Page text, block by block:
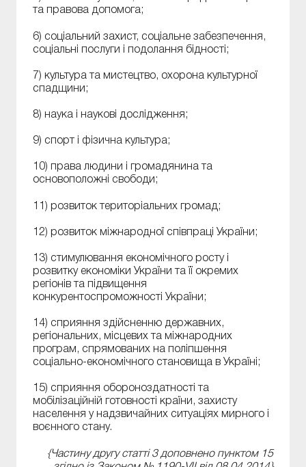
та правова допомога;
6) соціальний захист, соціальне забезпечення,
соціальні послуги і подолання бідності;
7) культура та мистецтво, охорона культурної
спадщини;
8) наука і наукові дослідження;
9) спорт і фізична культура;
10) права людини і громадянина та
основоположні свободи;
11) розвиток територіальних громад;
12) розвиток міжнародної співпраці України;
13) стимулювання економічного росту і
розвитку економіки України та її окремих
регіонів та підвищення
конкурентоспроможності України;
14) сприяння здійсненню державних,
регіональних, місцевих та міжнародних
програм, спрямованих на поліпшення
соціально-економічного становища в Україні;
15) сприяння обороноздатності та
мобілізаційній готовності країни, захисту
населення у надзвичайних ситуаціях мирного і
воєнного стану.
{Частину другу статті 3 доповнено пунктом 15